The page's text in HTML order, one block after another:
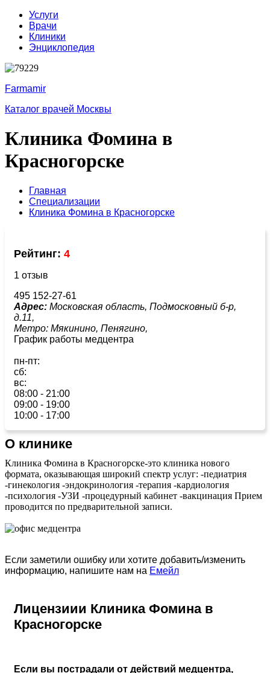
Услуги
Врачи
Клиники
Энциклопедия
Farmamir
Каталог врачей Москвы
Клиника Фомина в
Красногорске
Главная
Специализации
Клиника Фомина в Красногорске
Рейтинг: 4
1 отзыв
495 152-27-61
Адрес: Московская область, Подмосковный б-р,
д.11,
Метро: Мякинино, Пенягино,
График работы медцентра
пн-пт:
сб:
вс:
08:00 - 21:00
09:00 - 19:00
10:00 - 17:00
О клинике
Клиника Фомина в Красногорске-это клиника нового
формата, оказывающая широкий спектр услуг: -педиатрия
-гинекология -эндокринология -терапия -кардиология
-психология -УЗИ -процедурный кабинет -вакцинация Прием
проводится по предварительной записи.
Если заметили ошибку или хотите добавить/изменить
информацию, напишите нам на Емейл
Лицензиии Клиника Фомина в
Красногорске
Если вы пострадали от действий медцентра,